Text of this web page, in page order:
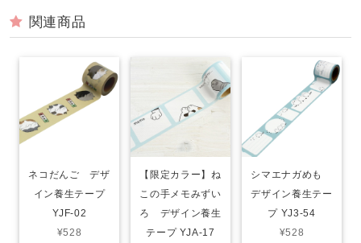
関連商品
ネコだんご デザ
イン養生テープ
YJF-02
¥528
【限定カラー】ね
この手メモみずい
ろ デザイン養生
テープ YJA-17
シマエナガめも
デザイン養生テー
プ YJ3-54
¥528